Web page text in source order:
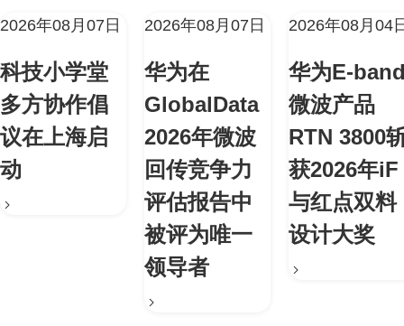
2026年08月07日
科技小学堂
多方协作倡
议在上海启
动
2026年08月07日
华为在
GlobalData
2026年微波
回传竞争力
评估报告中
被评为唯一
领导者
2026年08月04
华为E-
微波产品
RTN 3800
获2026年iF
与红点双料
设计大奖